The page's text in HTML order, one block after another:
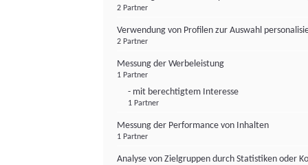
2 Partner
Verwendung von Profilen zur Auswahl
2 Partner
Messung der Werbeleistung
1 Partner
- mit berechtigtem Interesse
1 Partner
Messung der Performance von Inhalten
1 Partner
Analyse von Zielgruppen durch Statistiken oder